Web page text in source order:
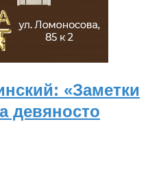
«Заметки
девяносто